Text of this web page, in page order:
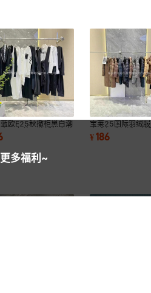
欧E25秋撤柜黑白潮
大码女装品牌折扣女装
手批发
宝莱25国际羽绒
中式保暖刺绣羽绒
扣女装尾货批发
¥186
多福利~